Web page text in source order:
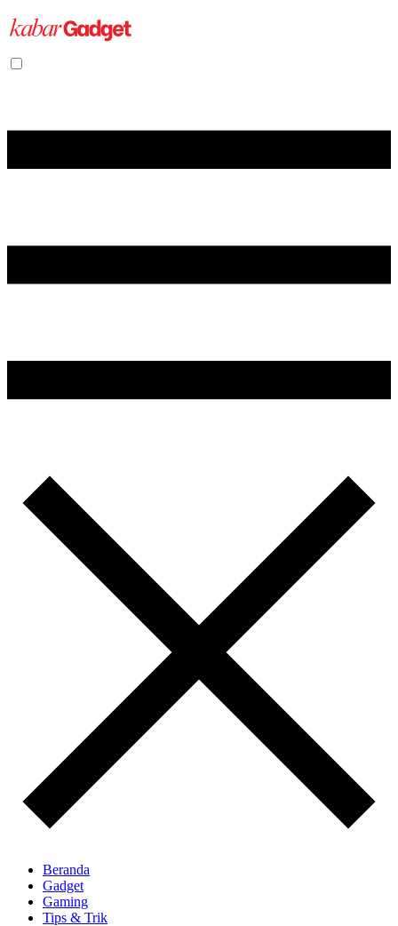
Beranda
Gadget
Gaming
Tips & Trik